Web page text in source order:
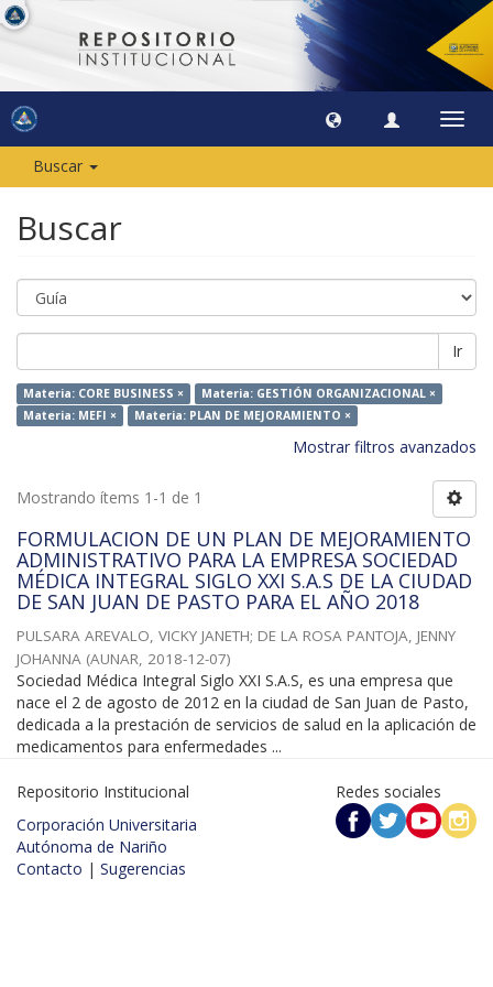
Buscar
Buscar
Ir
Materia: CORE BUSINESS ×
Materia: GESTIÓN ORGANIZACIONAL ×
Materia: MEFI ×
Materia: PLAN DE MEJORAMIENTO ×
Mostrar filtros avanzados
Mostrando ítems 1-1 de 1
FORMULACION DE UN PLAN DE MEJORAMIENTO
ADMINISTRATIVO PARA LA EMPRESA SOCIEDAD
MÉDICA INTEGRAL SIGLO XXI S.A.S DE LA CIUDAD
DE SAN JUAN DE PASTO PARA EL AÑO 2018
PULSARA AREVALO, VICKY JANETH; DE LA ROSA PANTOJA, JENNY
JOHANNA (AUNAR, 2018-12-07)
Sociedad Médica Integral Siglo XXI S.A.S, es una empresa que
nace el 2 de agosto de 2012 en la ciudad de San Juan de Pasto,
dedicada a la prestación de servicios de salud en la aplicación de
medicamentos para enfermedades ...
Repositorio Institucional
Corporación Universitaria
Autónoma de Nariño
Contacto | Sugerencias
Redes sociales